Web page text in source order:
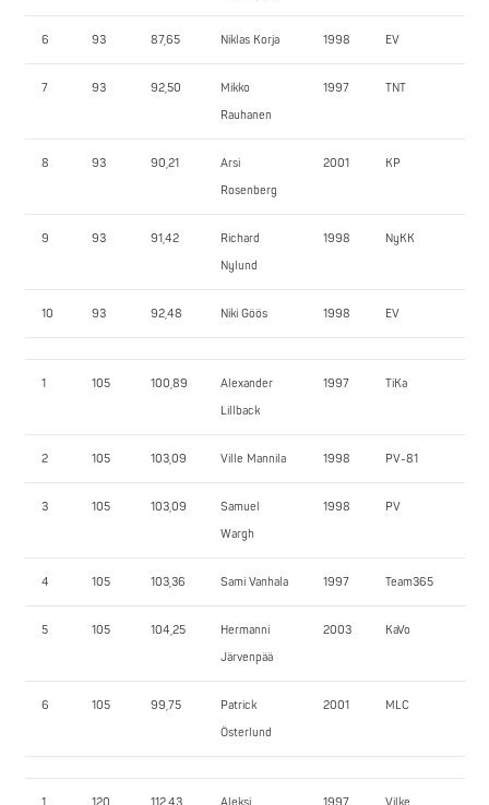
6 93 87,65 Niklas Korja 1998 EV
7 93 92,50
Mikko
Rauhanen
1997 TNT
8 93 90,21
Arsi
Rosenberg
2001 KP
9 93 91,42
Richard
Nylund
1998 NyKK
10 93 92,48 Niki Göös 1998 EV
1 105 100,89
Alexander
Lillback
1997 TiKa
2 105 103,09 Ville Mannila 1998 PV-81
3 105 103,09
Samuel
Wargh
1998 PV
4 105 103,36 Sami Vanhala 1997 Team365
5 105 104,25
Hermanni
Järvenpää
2003 KaVo
6 105 99,75
Patrick
Österlund
2001 MLC
1 120 112,43 Aleksi 1997 Vilke